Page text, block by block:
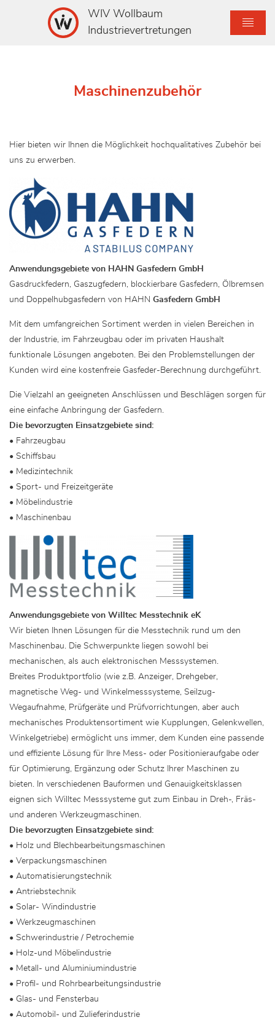
WIV Wollbaum
Industrievertretungen
Maschinenzubehör
Hier bieten wir Ihnen die Möglichkeit hochqualitatives Zubehör bei
uns zu erwerben.
Anwendungsgebiete von HAHN Gasfedern GmbH
Gasdruckfedern, Gaszugfedern, blockierbare Gasfedern, Ölbremsen
und Doppelhubgasfedern von HAHN Gasfedern GmbH
Mit dem umfangreichen Sortiment werden in vielen Bereichen in
der Industrie, im Fahrzeugbau oder im privaten Haushalt
funktionale Lösungen angeboten. Bei den Problemstellungen der
Kunden wird eine kostenfreie Gasfeder-Berechnung durchgeführt.
Die Vielzahl an geeigneten Anschlüssen und Beschlägen sorgen für
eine einfache Anbringung der Gasfedern.
Die bevorzugten Einsatzgebiete sind:
• Fahrzeugbau
• Schiffsbau
• Medizintechnik
• Sport- und Freizeitgeräte
• Möbelindustrie
• Maschinenbau
Anwendungsgebiete von Willtec Messtechnik eK
Wir bieten Ihnen Lösungen für die Messtechnik rund um den
Maschinenbau. Die Schwerpunkte liegen sowohl bei
mechanischen, als auch elektronischen Messsystemen.
Breites Produktportfolio (wie z.B. Anzeiger, Drehgeber,
magnetische Weg- und Winkelmesssysteme, Seilzug-
Wegaufnahme, Prüfgeräte und Prüfvorrichtungen, aber auch
mechanisches Produktensortiment wie Kupplungen, Gelenkwellen,
Winkelgetriebe) ermöglicht uns immer, dem Kunden eine passende
und effiziente Lösung für Ihre Mess- oder Positionieraufgabe oder
für Optimierung, Ergänzung oder Schutz Ihrer Maschinen zu
bieten. In verschiedenen Bauformen und Genauigkeitsklassen
eignen sich Willtec Messsysteme gut zum Einbau in Dreh-, Fräs-
und anderen Werkzeugmaschinen.
Die bevorzugten Einsatzgebiete sind:
• Holz und Blechbearbeitungsmaschinen
• Verpackungsmaschinen
• Automatisierungstechnik
• Antriebstechnik
• Solar- Windindustrie
• Werkzeugmaschinen
• Schwerindustrie / Petrochemie
• Holz-und Möbelindustrie
• Metall- und Aluminiumindustrie
• Profil- und Rohrbearbeitungsindustrie
• Glas- und Fensterbau
• Automobil- und Zulieferindustrie